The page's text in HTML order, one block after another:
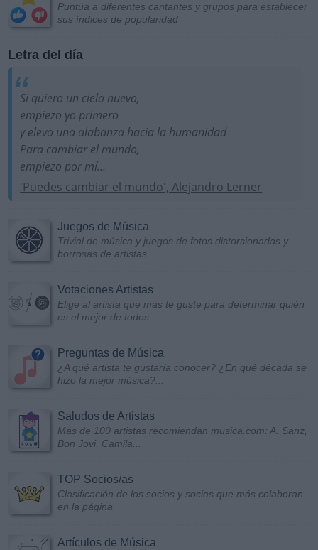
Puntúa a diferentes cantantes y grupos para establecer
sus índices de popularidad
Letra del día
Si quiero un cielo nuevo,
empiezo yo primero
y elevo una alabanza hacia la humanidad
Para cambiar el mundo,
empiezo por mí...
'Puedes cambiar el mundo', Alejandro Lerner
Juegos de Música
Trivial de música y juegos de fotos distorsionadas y
borrosas de artistas
Votaciones Artistas
Elige al artista que más te guste para determinar quién
es el mejor de todos
Preguntas de Música
¿A qué artista te gustaría conocer? ¿En qué década se
hizo la mejor música?...
Saludos de Artistas
Más de 100 artistas recomiendan musica.com: A. Sanz,
Bon Jovi, Camila...
TOP Socios/as
Clasificación de los socios y socias que más colaboran
en la página
Artículos de Música